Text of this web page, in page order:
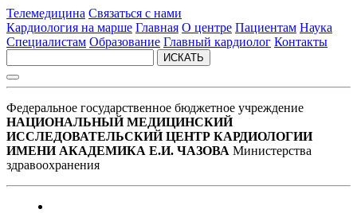
Телемедицина Связаться с нами
Кардиология на марше Главная О центре Пациентам Наука
Специалистам Образование Главный кардиолог Контакты
ИСКАТЬ
Федеральное государственное бюджетное учреждение
НАЦИОНАЛЬНЫЙ МЕДИЦИНСКИЙ
ИССЛЕДОВАТЕЛЬСКИЙ ЦЕНТР КАРДИОЛОГИИ
ИМЕНИ АКАДЕМИКА Е.И. ЧАЗОВА Министерства
здравоохранения